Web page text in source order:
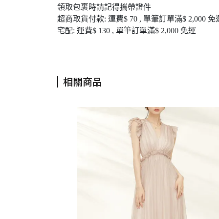
領取包裹時請記得攜帶證件
超商取貨付款: 運費$ 70 , 單筆訂單滿$ 2,000 免
宅配: 運費$ 130 , 單筆訂單滿$ 2,000 免運
相關商品